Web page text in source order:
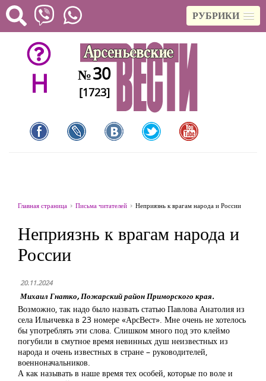
РУБРИКИ
H №30
[1723]
Главная страница Письма читателей Неприязнь к врагам народа и России
Неприязнь к врагам народа и
России
20.11.2024
Михаил Гнатко, Пожарский район Приморского края.
Возможно, так надо было назвать статью Павлова Анатолия из
села Ильичевка в 23 номере «АрсВест». Мне очень не хотелось
бы употреблять эти слова. Слишком много под это клеймо
погубили в смутное время невинных душ неизвестных из
народа и очень известных в стране – руководителей,
военноначальников.
А как называть в наше время тех особей, которые по воле и